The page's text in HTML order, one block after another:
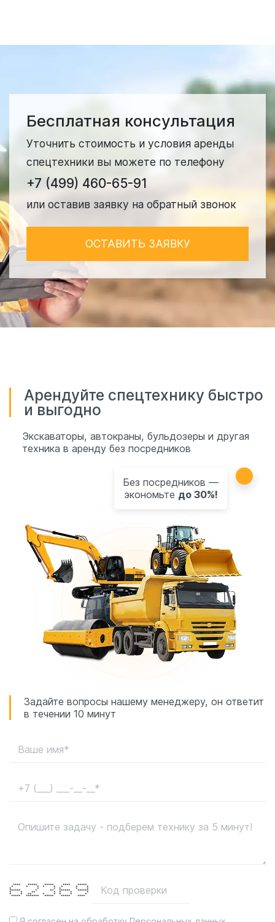
Бесплатная консультация
Уточнить стоимость и условия аренды
спецтехники вы можете по телефону
+7 (499) 460-65-91
или оставив заявку на обратный звонок
ОСТАВИТЬ ЗАЯВКУ
Арендуйте спецтехнику быстро
и выгодно
Экскаваторы, автокраны, бульдозеры и другая
техника в аренду без посредников
Без посредников —
экономьте до 30%!
Задайте вопросы нашему менеджеру, он ответит
в течении 10 минут
**** ***** ***** **** *****
* * * * * * * *
* * * * * *
****** * ** ****** ******
* * ** * * * *
* * ** * * * * *
***** ******* ***** ***** ****